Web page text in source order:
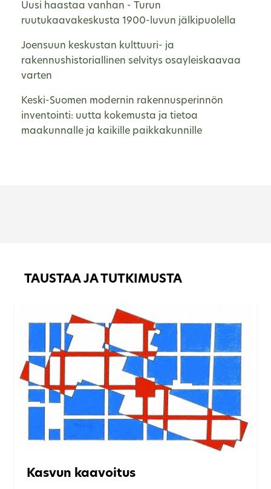
Uusi haastaa vanhan - Turun
ruutukaavakeskusta 1900-luvun jälkipuolella
Joensuun keskustan kulttuuri- ja
rakennushistoriallinen selvitys osayleiskaavaa
varten
Keski-Suomen modernin rakennusperinnön
inventointi: uutta kokemusta ja tietoa
maakunnalle ja kaikille paikkakunnille
TAUSTAA JA TUTKIMUSTA
Kasvun kaavoitus